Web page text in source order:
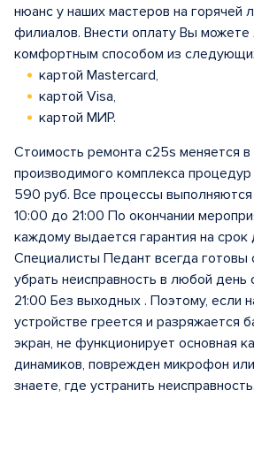
нюанс у наших мастеров на горячей
филиалов. Внести оплату Вы
комфортным способом из
картой Mastercard,
картой Visa,
картой МИР.
Стоимость ремонта c25s меняется в
производимого комплекса процедур
590 руб. Все процессы выполняются
10:00 до 21:00 По окончании
каждому выдается гарантия на срок
Специалисты Педант всегда готовы
убрать неисправность в любой
21:00 Без выходных . Поэтому, если
устройстве греется и разряжается
экран, не функционирует основная
динамиков, поврежден микрофон
знаете, где устранить неисправность.